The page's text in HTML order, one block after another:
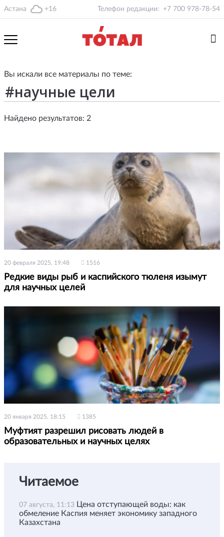
Астана +16 Телефон редакции: +7 700 978-78-54
Вы искали все материалы по теме:
Найдено результатов: 2
20 февраля 2025, 19:48 1516
Редкие виды рыб и каспийского тюленя изымут
для научных целей
20 января 2025, 18:15 1385
Муфтият разрешил рисовать людей в
образовательных и научных целях
Читаемое
07 августа, 11:13 Цена отступающей воды: как
обмеление Каспия меняет экономику западного
Казахстана